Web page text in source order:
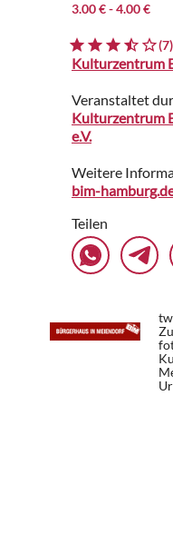
3.00 €- 4.00 €
(7)
Kulturzentrum
Veranstaltet
Kulturzentrum
e.V.
Weitere
bim-
Teilen